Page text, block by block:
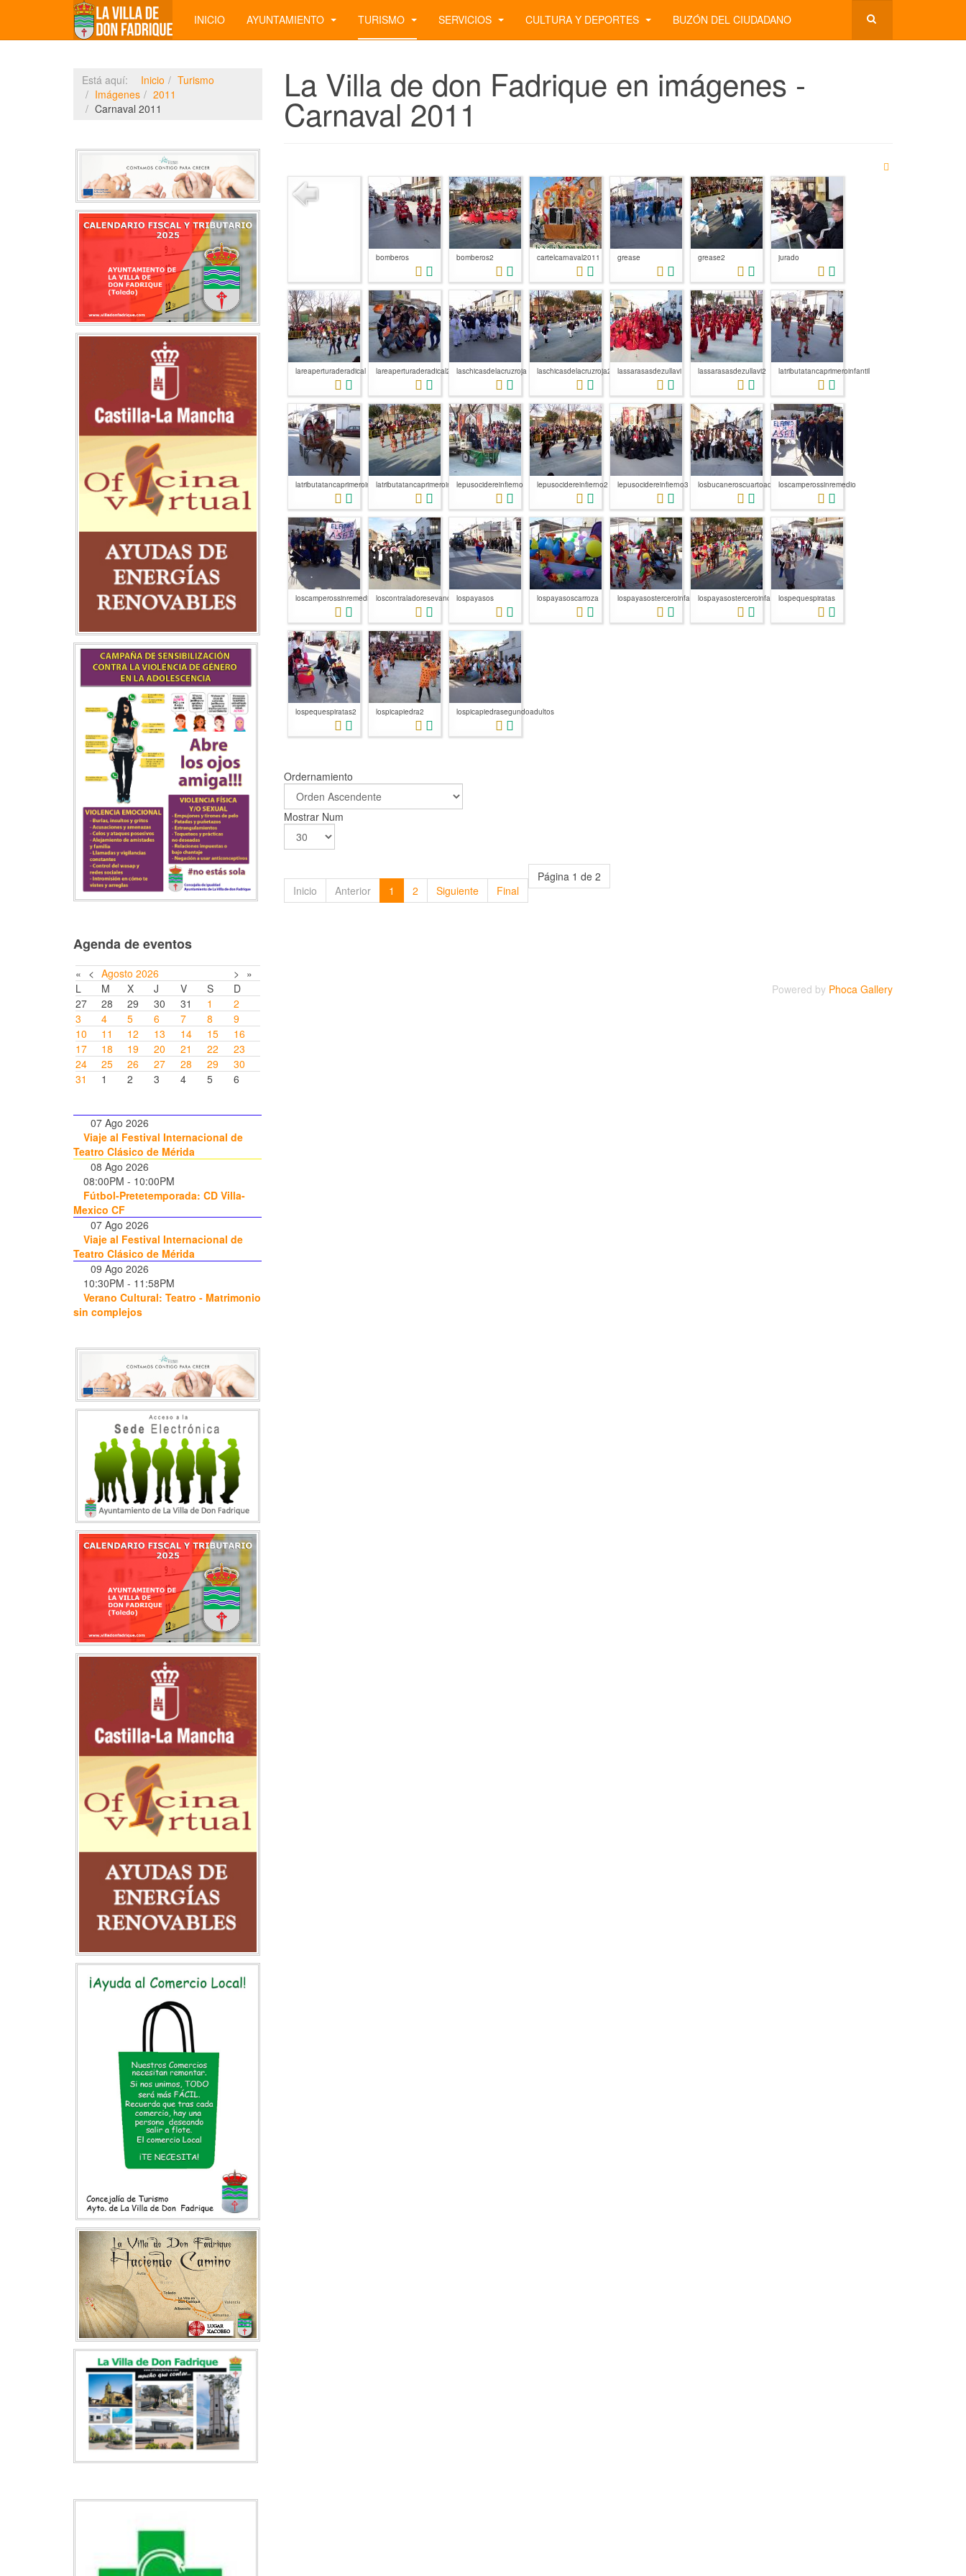
INICIO AYUNTAMIENTO TURISMO SERVICIOS CULTURA Y DEPORTES BUZÓN DEL CIUDADANO
La Villa de don Fadrique en imágenes -
Carnaval 2011
bomberos bomberos2 cartelcarnaval2011 grease grease2 jurado
lareaperturaderadical lareaperturaderadical2 laschicasdelacruzroja laschicasdelacruzroja2 lassarasasdezullavi lassarasasdezullavi2 latributatancaprimeroinfantil
latributatancaprimeroinfantil2latributatancaprimeroinfantil3lepusocidereinfierno lepusocidereinfierno2 lepusocidereinfierno3 losbucaneroscuartoadultosloscamperossinremedio
loscamperossinremedio2loscontraladoresevandecarnavalquint...
lospayasos lospayasoscarroza lospayasosterceroinfantillospayasosterceroinfantil2lospequespiratas
lospequespiratas2 lospicapiedra2 lospicapiedrasegundoadultos
Ordernamiento
Mostrar Num
Página 1 de 2
Inicio
Anterior 1 2 Siguiente Final
Powered by Phoca Gallery
Está aquí: Inicio
Turismo
Imágenes
2011
Carnaval 2011
Agenda de eventos
« < Agosto 2026 > »
L
M X J V S
D
27
28 29 30 31 1
2
3
4 5 6 7 8
9
10
11 12 13 14 15
16
17
18 19 20 21 22
23
24
25 26 27 28 29
30
31
1 2 3 4 5 6
07 Ago 2026
Viaje al Festival Internacional de
Teatro Clásico de Mérida
08 Ago 2026
08:00PM - 10:00PM
Fútbol-Pretetemporada: CD Villa-
Mexico CF
07 Ago 2026
Viaje al Festival Internacional de
Teatro Clásico de Mérida
09 Ago 2026
10:30PM - 11:58PM
Verano Cultural: Teatro - Matrimonio
sin complejos